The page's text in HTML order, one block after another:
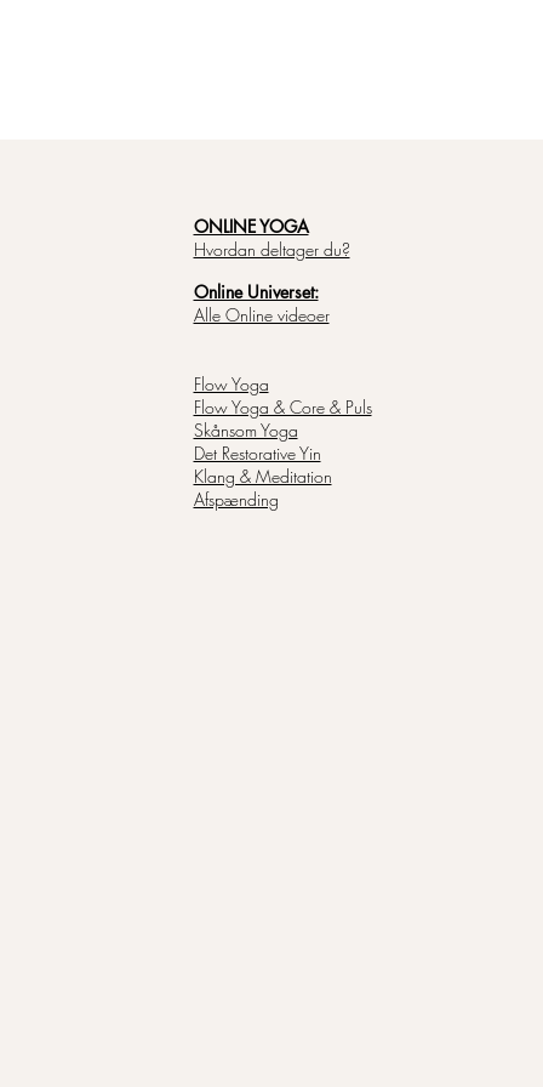
ONLINE YOGA
Hvordan deltager du?
Online Universet:
Alle Online videoer
Flow Yoga
Flow Yoga & Core & Puls
Skånsom Yoga
Det Restorative Yin
Klang & Meditation
Afspænding